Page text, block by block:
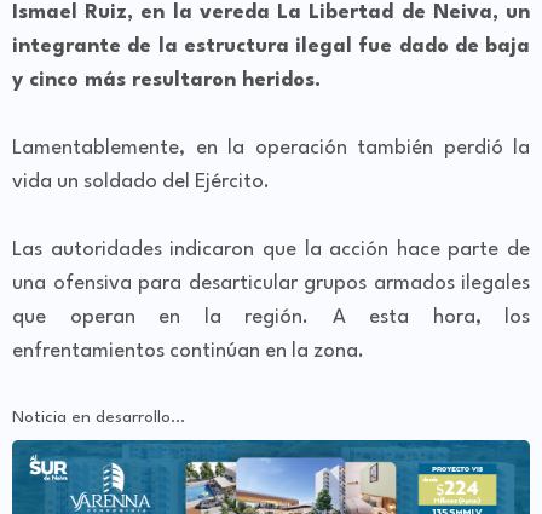
Ismael Ruiz, en la vereda La Libertad de Neiva, un
integrante de la estructura ilegal fue dado de baja
y cinco más resultaron heridos.
Lamentablemente, en la operación también perdió la
vida un soldado del Ejército.
Las autoridades indicaron que la acción hace parte de
una ofensiva para desarticular grupos armados ilegales
que operan en la región. A esta hora, los
enfrentamientos continúan en la zona.
Noticia en desarrollo…